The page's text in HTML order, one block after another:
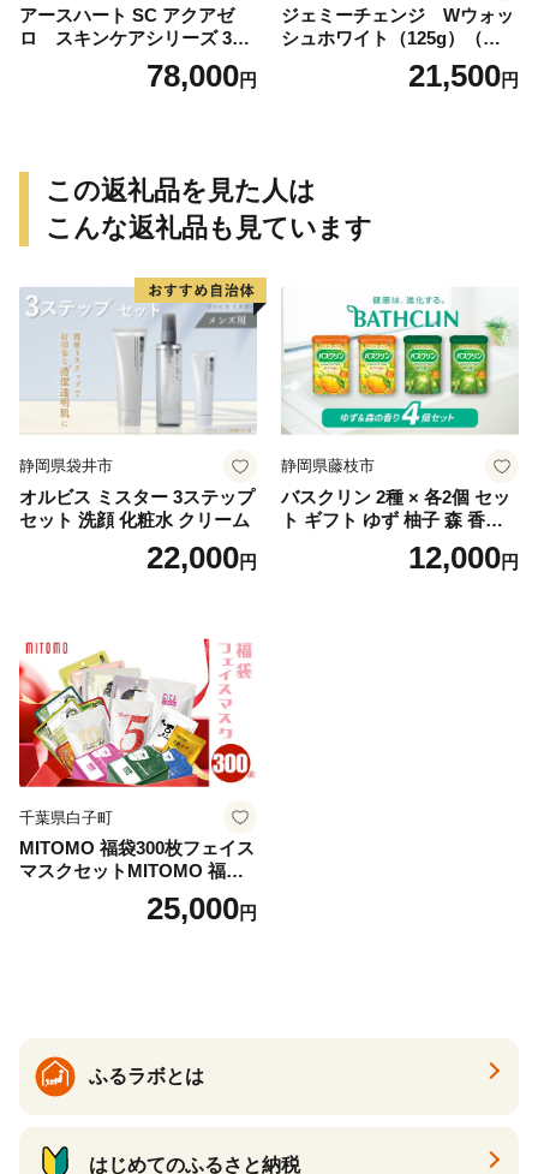
アースハート SC アクアゼ
ロ スキンケアシリーズ 3点
78,000円
ジェミーチェンジ Wウォッ
シュホワイト（125g）（泡立
てネット付）×2本 群馬県 千
21,500円
この返礼品を見た人は
こんな返礼品も見ています
静岡県袋井市
オルビス ミスター 3ステップ
セット 洗顔 化粧水 クリーム
22,000円
静岡県藤枝市
バスクリン 2種 × 各2個 セッ
ト ギフト ゆず 柚子 森 香り
日用品 お風呂 バス用品 温活
アロマ 香り まとめ買い静岡
12,000円
千葉県白子町
MITOMO 福袋300枚フェイス
マスクセットMITOMO 福袋3
00枚フェイスマスクセット
ふるさと納税 パック ファイ
25,000円
ふるラボとは
はじめてのふるさと納税